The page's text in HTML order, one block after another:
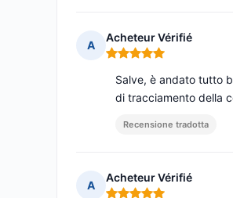
A
Acheteur Vérifié
Nota: 5 su 5
Salve, è andato tutto
di tracciamento della
Recensione tradotta
A
Acheteur Vérifié